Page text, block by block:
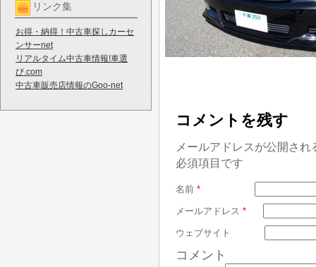
リンク集
お得・納得！中古車探しカーセ
ンサーnet
リアルタイム中古車情報!車選
び.com
中古車販売店情報のGoo-net
コメントを残す
メールアドレスが公開さ
必須項目です
名前 *
メールアドレス *
ウェブサイト
コメント